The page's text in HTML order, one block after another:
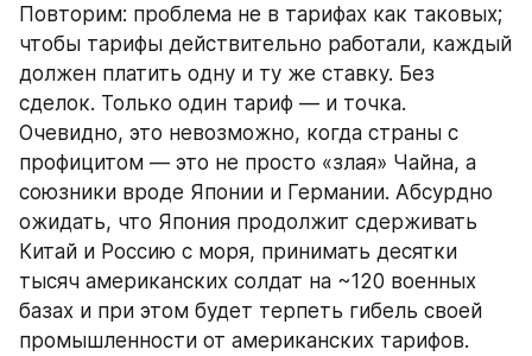
Повторим: проблема не в тарифах как таковых;
чтобы тарифы действительно работали, каждый
должен платить одну и ту же ставку. Без
сделок. Только один тариф — и точка.
Очевидно, это невозможно, когда страны с
профицитом — это не просто «злая» Чайна, а
союзники вроде Японии и Германии. Абсурдно
ожидать, что Япония продолжит сдерживать
Китай и Россию с моря, принимать десятки
тысяч американских солдат на ~120 военных
базах и при этом будет терпеть гибель своей
промышленности от американских тарифов.